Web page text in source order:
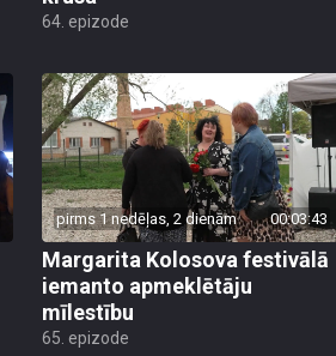
64. epizode
pirms 1 nedēļas, 2 dienām 00:03:43
Margarita Kolosova festivālā
iemanto apmeklētāju
mīlestību
65. epizode